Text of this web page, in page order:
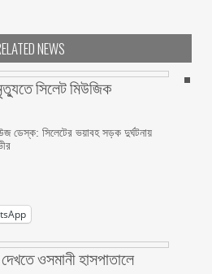
NEWS
সিলেট মিউজিক
সিলেটের ভয়াবহ সড়ক দুর্ঘটনায়
ওসমানী হাসপাতালে